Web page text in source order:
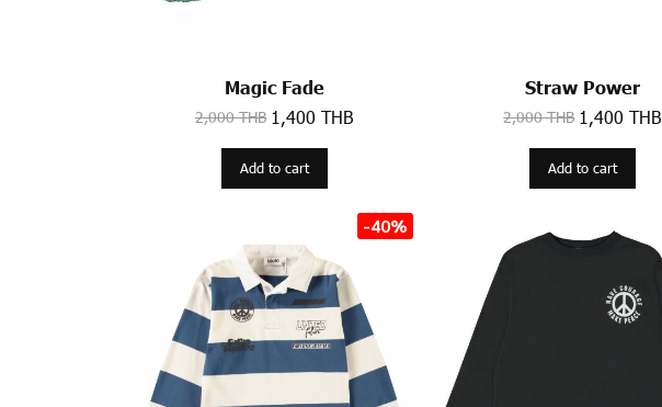
Magic Fade
2,000 THB 1,400 THB
Add to cart
Straw Power
2,000 THB 1,400 THB
Add to cart
-40%